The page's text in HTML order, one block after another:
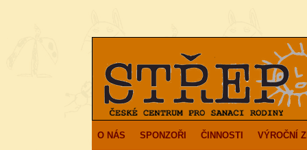
O NÁS SPONZOŘI ČINNOSTI VÝROČNÍ